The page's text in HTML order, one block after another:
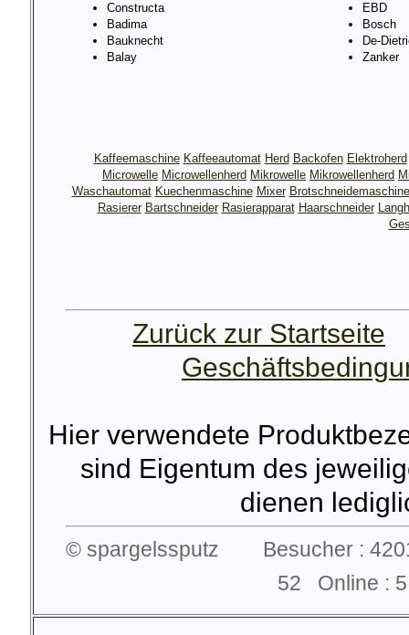
Constructa
Badima
Bauknecht
Balay
EBD
Bosch
De-
Zanker
Kaffeemaschine Kaffeeautomat Herd Backofen Elektroherd
Microwelle Microwellenherd Mikrowelle Mikrowellenherd
Waschautomat Kuechenmaschine Mixer Brotschneidemaschine
Rasierer Bartschneider Rasierapparat Haarschneider
Zurück zur Startseite
Hier verwendete
sind Eigentum des
dienen
© spargelssputz Besucher :
52 Online